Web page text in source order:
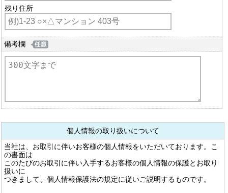
残り住所
備考欄
個人情報の取り扱いについて
当社は、お取引に伴いお客様の個人情報をいただいております。こ
の書面は
このたびのお取引に伴い入手するお客様の個人情報の保護とお取り
扱いに
つきまして、個人情報保護法の規定に従いご説明するものです。